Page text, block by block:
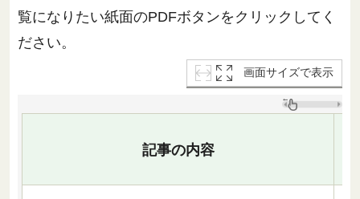
覧になりたい紙面のPDFボタンをクリックしてく
ださい。
画面サイズで表示
記事の内容